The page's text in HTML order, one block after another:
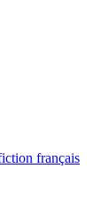
français